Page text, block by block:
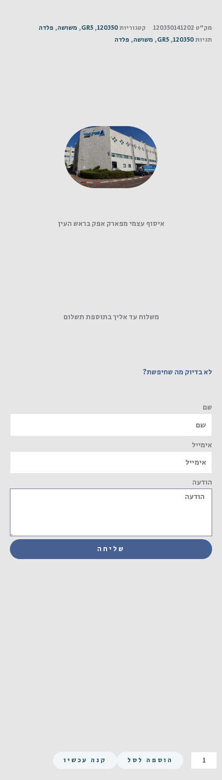
מק"ט 120350141202 קטגוריות120350
,
GR5
, משושה, פלדה
תגיות120350
,
GR5
, משושה, פלדה
איסוף עצמי מפארק אפק בראש העין
משלוח עד אליך בתוספת תשלום
לא בדיוק מה שחיפשת?
שם
אימייל
הודעה
שליחה
כמות
של
הוספה לסל קנה עכשיו